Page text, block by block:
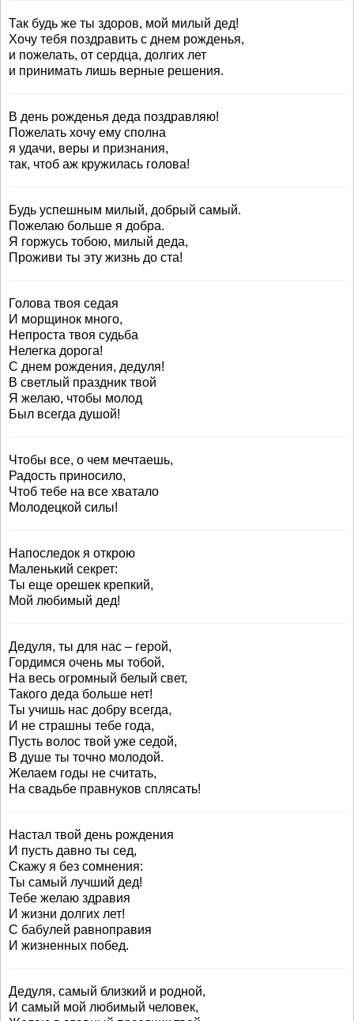
Так будь же ты здоров, мой милый дед!
Хочу тебя поздравить с днем рожденья,
и пожелать, от сердца, долгих лет
и принимать лишь верные решения.
В день рожденья деда поздравляю!
Пожелать хочу ему сполна
я удачи, веры и признания,
так, чтоб аж кружилась голова!
Будь успешным милый, добрый самый.
Пожелаю больше я добра.
Я горжусь тобою, милый деда,
Проживи ты эту жизнь до ста!
Голова твоя седая
И морщинок много,
Непроста твоя судьба
Нелегка дорога!
С днем рождения, дедуля!
В светлый праздник твой
Я желаю, чтобы молод
Был всегда душой!
Чтобы все, о чем мечтаешь,
Радость приносило,
Чтоб тебе на все хватало
Молодецкой силы!
Напоследок я открою
Маленький секрет:
Ты еще орешек крепкий,
Мой любимый дед!
Дедуля, ты для нас – герой,
Гордимся очень мы тобой,
На весь огромный белый свет,
Такого деда больше нет!
Ты учишь нас добру всегда,
И не страшны тебе года,
Пусть волос твой уже седой,
В душе ты точно молодой.
Желаем годы не считать,
На свадьбе правнуков сплясать!
Настал твой день рождения
И пусть давно ты сед,
Скажу я без сомнения:
Ты самый лучший дед!
Тебе желаю здравия
И жизни долгих лет!
С бабулей равноправия
И жизненных побед.
Дедуля, самый близкий и родной,
И самый мой любимый человек,